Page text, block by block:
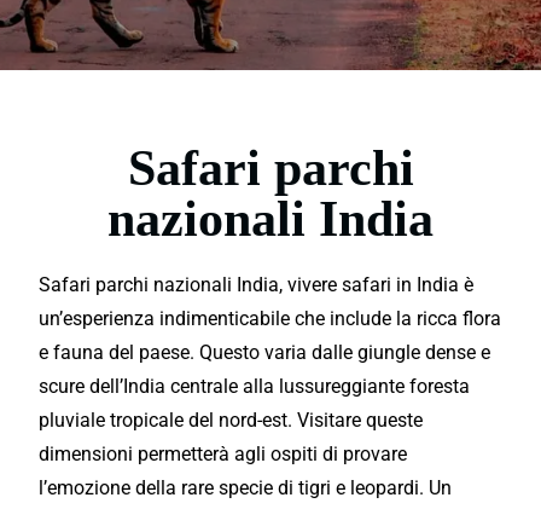
Safari parchi
nazionali India
Safari parchi nazionali India, vivere safari in India è
un’esperienza indimenticabile che include la ricca flora
e fauna del paese. Questo varia dalle giungle dense e
scure dell’Indiacentrale alla lussureggiante foresta
pluviale tropicale del nord-est. Visitare queste
dimensioni permetterà agli ospiti di provare
l’emozione della rare specie di tigri e leopardi. Un